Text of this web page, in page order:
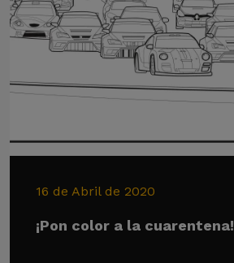
16 de Abril de 2020
¡Pon color a la cuarentena!